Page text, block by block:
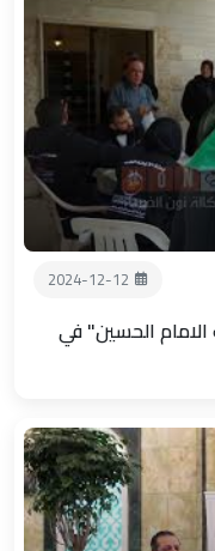
2024-12-12
الحسين" في